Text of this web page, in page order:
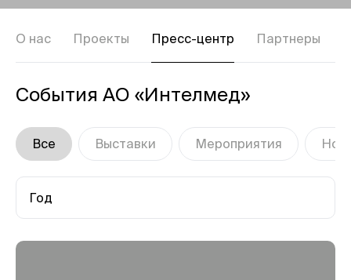
О нас Проекты Пресс-центр Партнеры
События АО «Интелмед»
Все Выставки Мероприятия
Год